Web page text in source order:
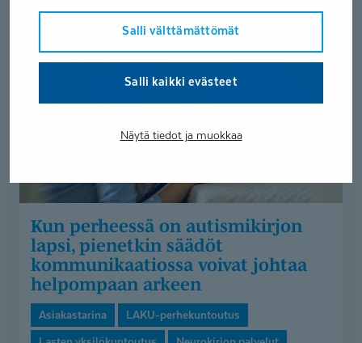
Salli välttämättömät
Salli kaikki evästeet
Näytä tiedot ja muokkaa
perheessä
autismikirjon
kommunikaatiossa
Kun perheessä on autismikirjon
lapsi, pienetkin säädöt
kommunikaa­tiossa voivat johtaa
helpompaan arkeen
Asiakastarina
LAKU-perhekuntoutus